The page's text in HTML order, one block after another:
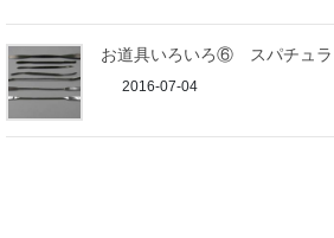
お道具いろいろ⑥ スパチュラ
2016-07-04